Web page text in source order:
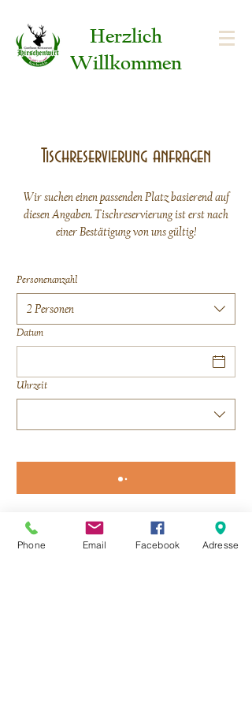
Herzlich
Willkommen
Tischreservierung anfragen
Wir suchen einen passenden Platz basierend auf
diesen Angaben. Tischreservierung ist erst nach
einer Bestätigung von uns gültig!
Personenanzahl
2 Personen
Datum
Uhrzeit
Phone Email Facebook Adresse